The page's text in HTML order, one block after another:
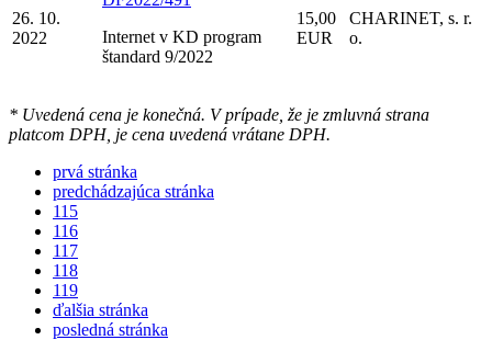
26. 10.
2022
Internet v KD program
štandard 9/2022
15,00
EUR
CHARINET, s. r.
o.
* Uvedená cena je konečná. V prípade, že je zmluvná strana
platcom DPH, je cena uvedená vrátane DPH.
prvá stránka
predchádzajúca stránka
115
116
117
118
119
ďalšia stránka
posledná stránka